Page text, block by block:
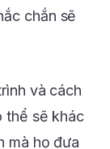
chắn sẽ
và cách
thể sẽ khác
mà họ đưa